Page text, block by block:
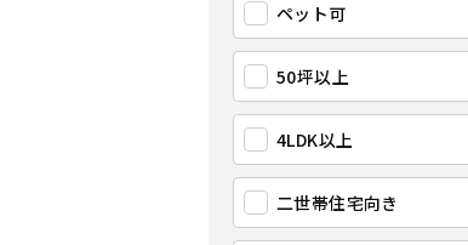
ペット可
50坪以上
4LDK以上
二世帯住宅向き